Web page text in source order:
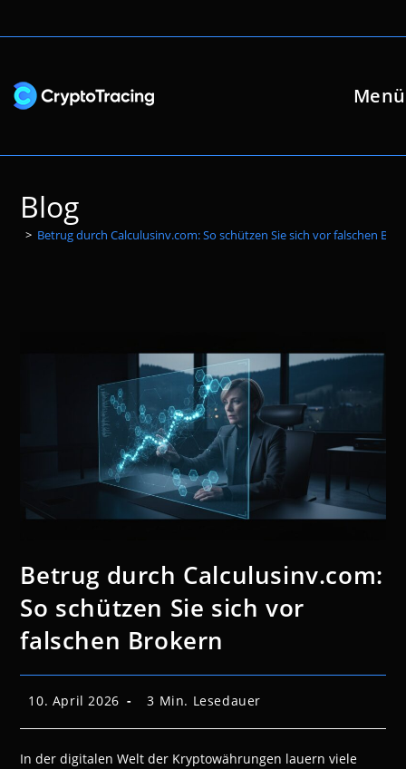
Inhalt
Menü
Blog
> Betrug durch Calculusinv.com: So schützen Sie sich vor falschen
Betrug durch Calculusinv.com:
So schützen Sie sich vor
falschen Brokern
Beitrag
10. April 2026 Lesedauer:
3 Min. Lesedauer
In der digitalen Welt der Kryptowährungen lauern viele